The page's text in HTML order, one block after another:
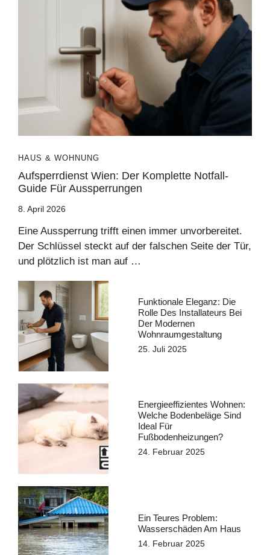
HAUS & WOHNUNG
Aufsperrdienst Wien: Der Komplette Notfall-
Guide Für Aussperrungen
8. April 2026
Eine Aussperrung trifft einen immer unvorbereitet.
Der Schlüssel steckt auf der falschen Seite der Tür,
und plötzlich ist man auf …
Funktionale Eleganz: Die
Rolle Des Installateurs Bei
Der Modernen
Wohnraumgestaltung
25. Juli 2025
Energieeffizientes Wohnen:
Welche Bodenbeläge Sind
Ideal Für
Fußbodenheizungen?
24. Februar 2025
Ein Teures Problem:
Wasserschäden Am Haus
14. Februar 2025